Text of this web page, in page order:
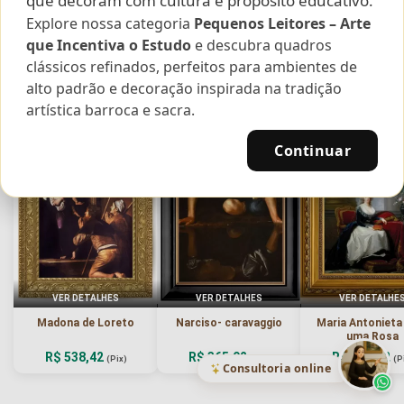
Explore nossa categoria Pequenos Leitores – Arte
que Incentiva o Estudo e descubra quadros
clássicos refinados, perfeitos para ambientes de
alto padrão e decoração inspirada na tradição
artística barroca e sacra.
Continuar
Curadoria das Campanhas
A seleção de obras-primas apresentadas em nossos vídeos nas redes
sociais, reunidas aqui para sua apreciação.
VER DETALHES
Madona de Loreto
R$ 538,42 (Pix)
VER DETALHES
Narciso- caravaggio
R$ 365,92
VER
Maria
uma Rosa
R$ 365,92
Consultoria online